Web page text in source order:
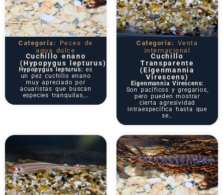
Categoría: Peces de
agua dulce
Cuchillo enano
(Hypopygus lepturus)
Hypopygus lepturus: es
un pez cuchillo enano
muy apreciado por
acuaristas que buscan
especies tranquilas,…
Categoría: Venta
internacional
Cuchillo
Transparente
(Eigenmannia
Virescens)
Eigenmannia Virescens:
Son pacíficos y gregarios,
pero pueden mostrar
cierta agresividad
intraespecífica hasta que
se…